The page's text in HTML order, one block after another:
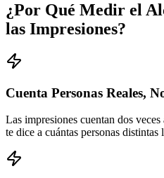
¿Por Qué Medir el
las Impresiones?
Cuenta Personas Reales,
Las impresiones cuentan dos
te dice a cuántas personas